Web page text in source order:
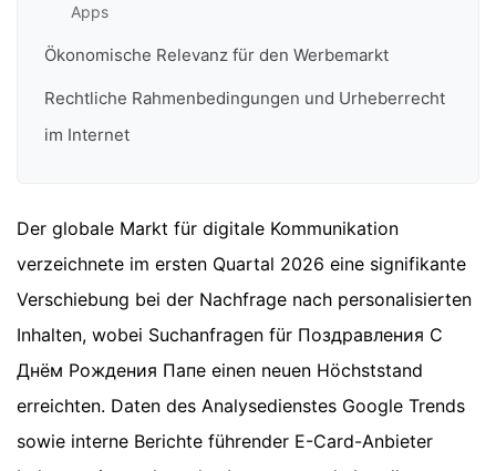
Apps
Ökonomische Relevanz für den Werbemarkt
Rechtliche Rahmenbedingungen und Urheberrecht
im Internet
Der globale Markt für digitale Kommunikation
verzeichnete im ersten Quartal 2026 eine signifikante
Verschiebung bei der Nachfrage nach personalisierten
Inhalten, wobei Suchanfragen für Поздравления С
Днём Рождения Папе einen neuen Höchststand
erreichten. Daten des Analysedienstes Google Trends
sowie interne Berichte führender E-Card-Anbieter